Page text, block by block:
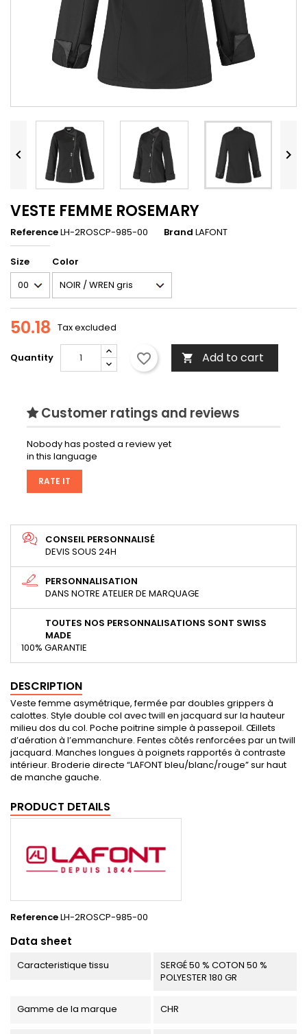
 
VESTE FEMME ROSEMARY
ReferenceLH-2ROSCP-985-00 Brand LAFONT
Size Color
50.18 Tax excluded
Quantity favorite_border  Add to cart
Customer ratings and reviews
Nobody has posted a review yet
in this language
RATE IT
CONSEIL PERSONNALISÉ
DEVIS SOUS 24H
PERSONNALISATION
DANS NOTRE ATELIER DE MARQUAGE
TOUTES NOS PERSONNALISATIONS SONT SWISS
MADE
100% GARANTIE
DESCRIPTION
Veste femme asymétrique, fermée par doubles grippers à
calottes. Style double col avec twill en jacquard sur la hauteur
milieu dos du col. Poche poitrine simple à passepoil. Œillets
d’aération à l’emmanchure. Fentes côtés renforcées par un twill
jacquard. Manches longues à poignets rapportés à contraste
intérieur. Broderie directe “LAFONT bleu/blanc/rouge” sur haut
de manche gauche.
PRODUCT DETAILS
ReferenceLH-2ROSCP-985-00
Data sheet
Caracteristique tissu
SERGÉ 50 % COTON 50 %
POLYESTER 180 GR
Gamme de la marque CHR